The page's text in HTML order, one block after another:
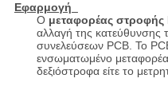
Εφαρμογή
Ο μεταφορέας στροφής
αλλαγή της κατεύθυνσης
συνελεύσεων PCB. Το
ενσωματωμένο μεταφορέα
δεξιόστροφα είτε το